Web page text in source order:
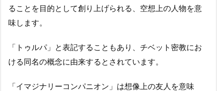
ることを目的として創り上げられる、空想上の人物を意
味します。
「トゥルパ」と表記することもあり、チベット密教にお
ける同名の概念に由来するとされています。
「イマジナリーコンパニオン」は想像上の友人を意味